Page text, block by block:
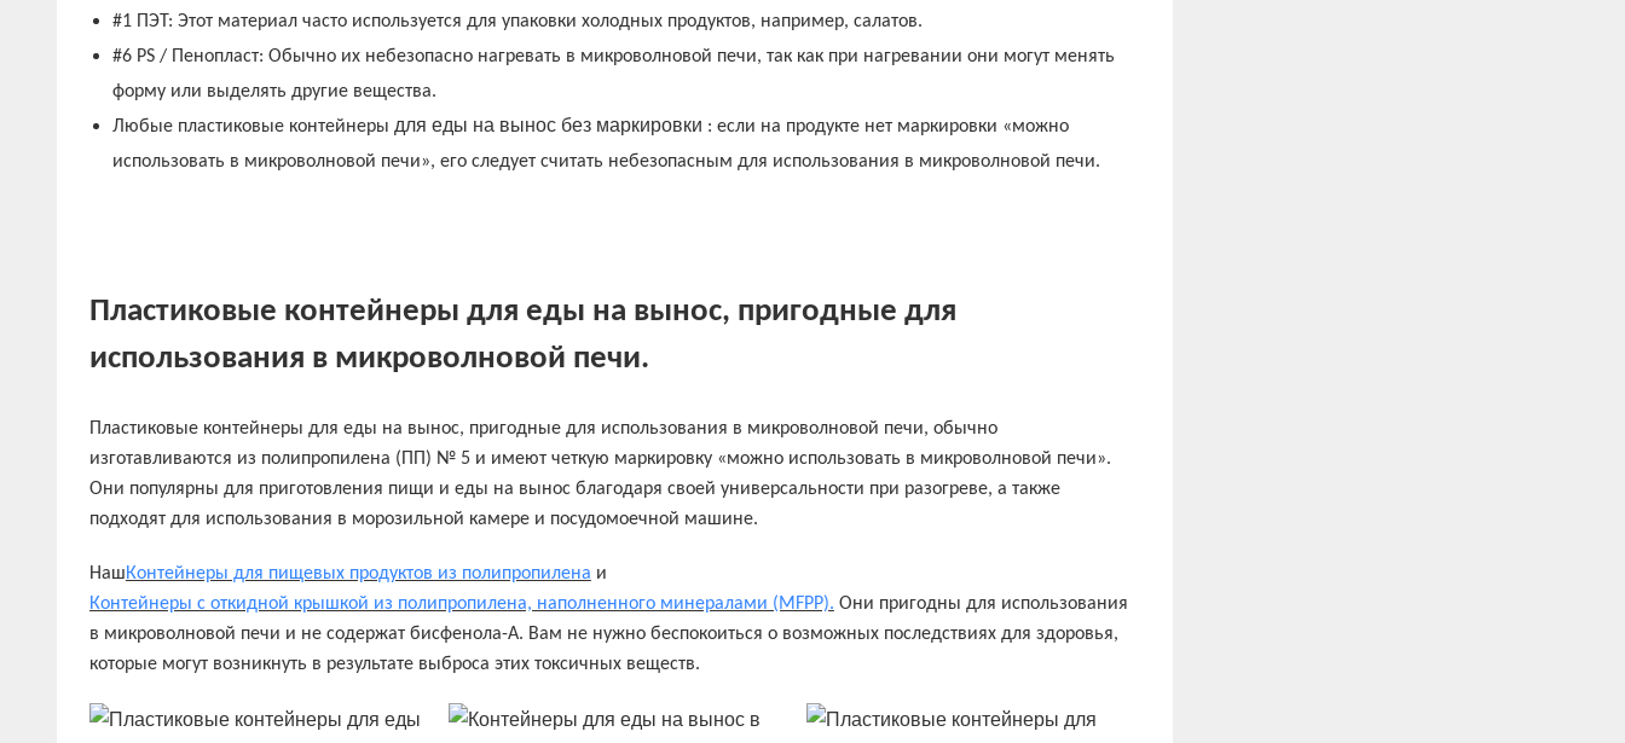
#1 ПЭТ: Этот материал часто используется для упаковки холодных продуктов, например, салатов.
#6 PS / Пенопласт: Обычно их небезопасно нагревать в микроволновой печи, так как при нагревании они могут менять
форму или выделять другие вещества.
Любые пластиковые контейнеры для еды на вынос без маркировки : если на продукте нет маркировки «можно
использовать в микроволновой печи», его следует считать небезопасным для использования в микроволновой печи.
Пластиковые контейнеры для еды на вынос, пригодные для
использования в микроволновой печи.
Пластиковые контейнеры для еды на вынос, пригодные для использования в микроволновой печи, обычно
изготавливаются из полипропилена (ПП) № 5 и имеют четкую маркировку «можно использовать в микроволновой печи».
Они популярны для приготовления пищи и еды на вынос благодаря своей универсальности при разогреве, а также
подходят для использования в морозильной камере и посудомоечной машине.
НашКонтейнеры для пищевых продуктов из полипропилена и
Контейнеры с откидной крышкой из полипропилена, наполненного минералами (MFPP). Они пригодны для использования
в микроволновой печи и не содержат бисфенола-А. Вам не нужно беспокоиться о возможных последствиях для здоровья,
которые могут возникнуть в результате выброса этих токсичных веществ.